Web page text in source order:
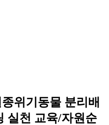
위기동물 분리배
실천 교육/자원순